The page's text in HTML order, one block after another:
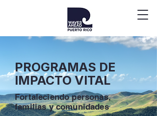
PROGRAMAS DE
IMPACTO VITAL
Fortaleciendo personas,
familias y comunidades